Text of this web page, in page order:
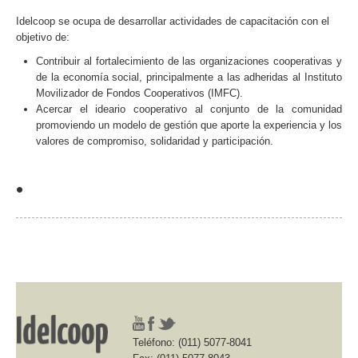
Idelcoop se ocupa de desarrollar actividades de capacitación con el
objetivo de:
Contribuir al fortalecimiento de las organizaciones cooperativas y
de la economía social, principalmente a las adheridas al Instituto
Movilizador de Fondos Cooperativos (IMFC).
Acercar el ideario cooperativo al conjunto de la comunidad
promoviendo un modelo de gestión que aporte la experiencia y los
valores de compromiso, solidaridad y participación.
•
Teléfono: (011) 5077-8041